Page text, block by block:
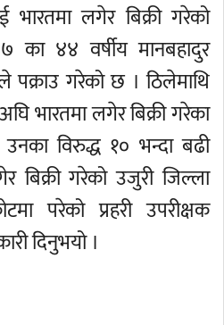
भारतमा लगेर बिक्री गरेको
का ४४ वर्षीय मानबहादुर
पक्राउ गरेको छ । ठिलेमाथि
भारतमा लगेर बिक्री गरेका
विरुद्ध १० भन्दा बढी
बिक्री गरेको उजुरी जिल्ला
परेको प्रहरी उपरीक्षक
दिनुभयो ।